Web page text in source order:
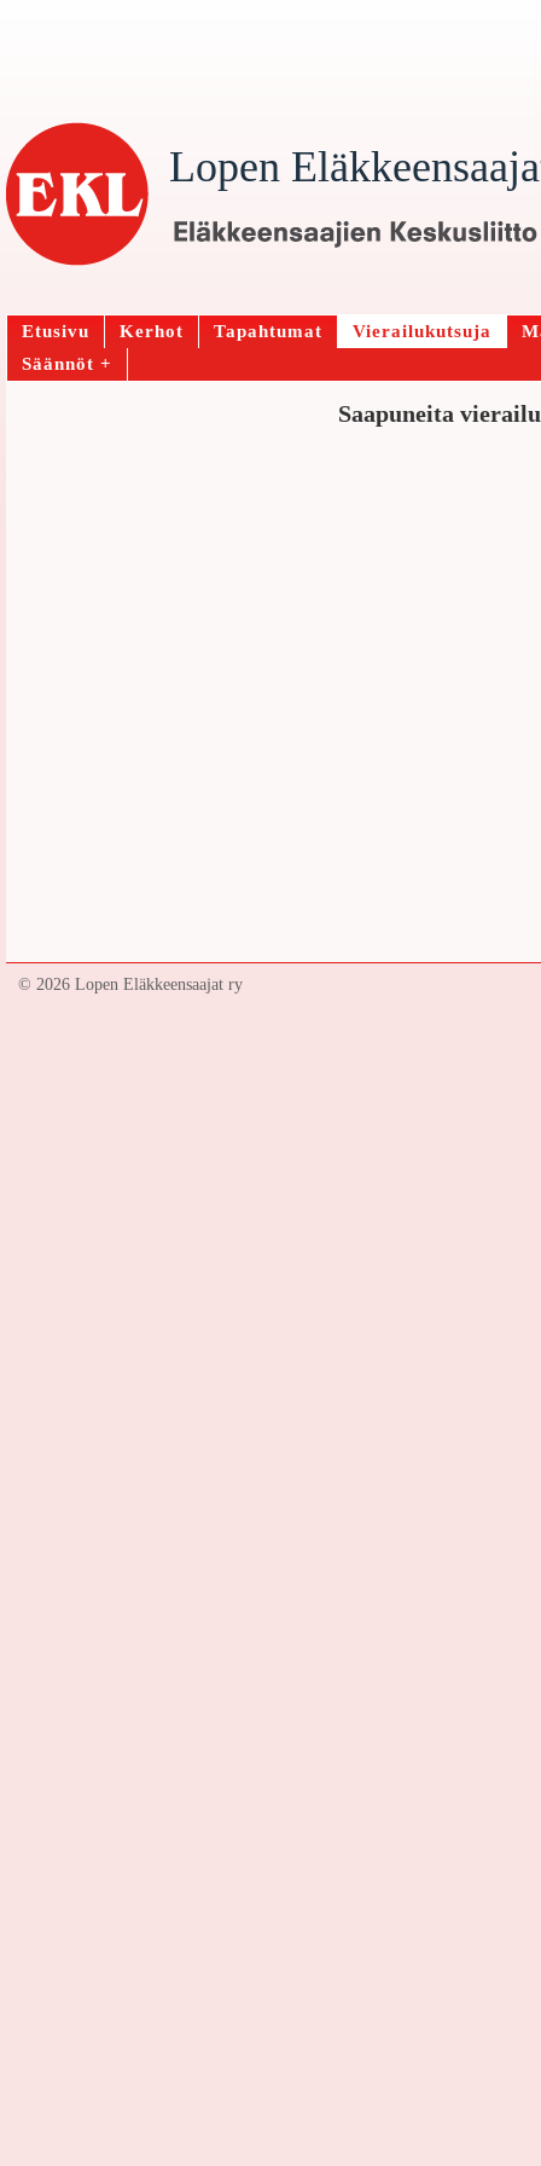
Lopen
Etusivu Kerhot Tapahtumat Vierailukutsuja
Säännöt +
Saapuneita
© 2026 Lopen Eläkkeensaajat ry